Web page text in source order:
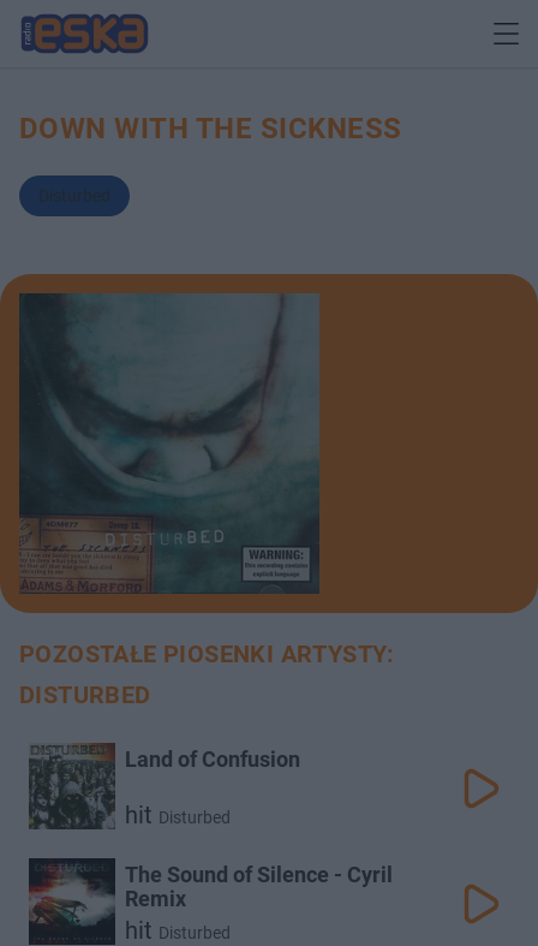
DOWN WITH THE SICKNESS
Disturbed
POZOSTAŁE PIOSENKI ARTYSTY:
DISTURBED
Land of Confusion
hit Disturbed
The Sound of Silence - Cyril
Remix
hit Disturbed